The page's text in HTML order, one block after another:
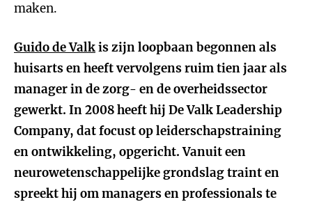
maken.
Guido de Valkis zijn loopbaan begonnen als
huisarts en heeft vervolgens ruim tien jaar als
manager in de zorg- en de overheidssector
gewerkt. In 2008 heeft hij De Valk Leadership
Company, dat focust op leiderschapstraining
en ontwikkeling, opgericht. Vanuit een
neurowetenschappelijke grondslag traint en
spreekt hij om managers en professionals te